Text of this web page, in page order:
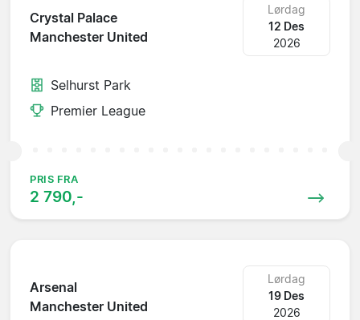
Crystal Palace
Manchester United
Lørdag
12 Des
2026
Selhurst Park
Premier League
PRIS FRA
2 790,-
Arsenal
Manchester United
Lørdag
19 Des
2026